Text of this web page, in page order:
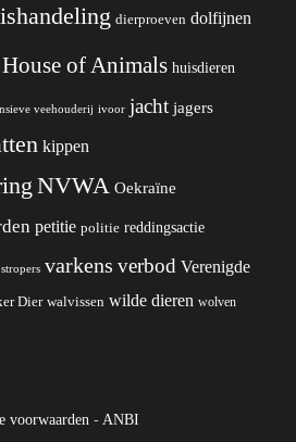
dierproeven dolfijnen
House of Animals huisdieren
veehouderij ivoor jacht jagers
kippen
NVWA Oekraïne
petitie politie reddingsactie
stropers varkens verbod Verenigde
Dier walvissen wilde dieren wolven
voorwaarden - ANBI